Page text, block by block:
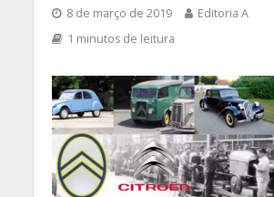
8 de março de 2019
Editoria A
1 minutos de leitura